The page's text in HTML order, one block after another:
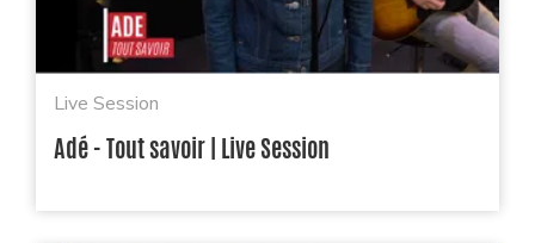
Live Session
Adé - Tout savoir | Live Session